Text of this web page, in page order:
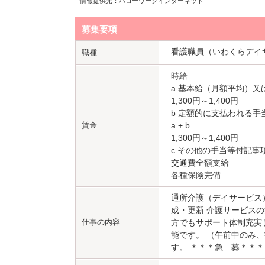
募集要項
職種 看護職員（いわくらデイ
賃金
時給
a 基本給（月額平均）又
1,300円～1,400円
b 定額的に支払われる手
a + b
1,300円～1,400円
c その他の手当等付記事
交通費全額支給
各種保険完備
仕事の内容
通所介護（デイサービ
成・更新 介護サービス
方でもサポート体制充
能です。 （午前中のみ
す。 ＊＊＊急 募＊＊＊